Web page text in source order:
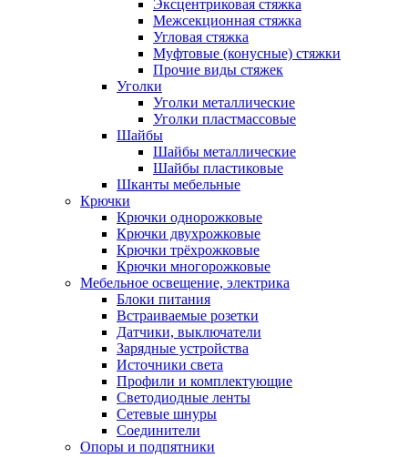
Эксцентриковая стяжка
Межсекционная стяжка
Угловая стяжка
Муфтовые (конусные) стяжки
Прочие виды стяжек
Уголки
Уголки металлические
Уголки пластмассовые
Шайбы
Шайбы металлические
Шайбы пластиковые
Шканты мебельные
Крючки
Крючки однорожковые
Крючки двухрожковые
Крючки трёхрожковые
Крючки многорожковые
Мебельное освещение, электрика
Блоки питания
Встраиваемые розетки
Датчики, выключатели
Зарядные устройства
Источники света
Профили и комплектующие
Светодиодные ленты
Сетевые шнуры
Соединители
Опоры и подпятники